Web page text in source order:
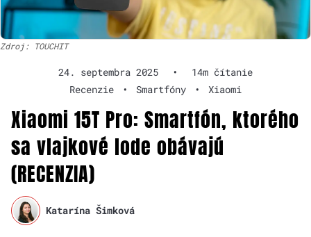
Zdroj: TOUCHIT
24. septembra 2025 •
14m čítanie
Recenzie
• Smartfóny • Xiaomi
Xiaomi 15T Pro: Smartfón, ktorého
sa vlajkové lode obávajú
(RECENZIA)
Katarína Šimková